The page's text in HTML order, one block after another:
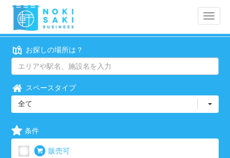
Toggle
お探しの場所は？
スペースタイプ
全て
条件
販売可